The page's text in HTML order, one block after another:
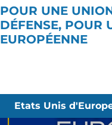
POUR UNE
DÉFENSE, POUR
EUROPÉENNE
Etats Unis